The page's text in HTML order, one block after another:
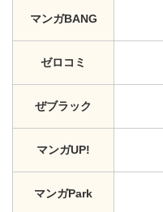
マンガBANG
ゼロコミ
ぜブラック
マンガUP!
マンガPark